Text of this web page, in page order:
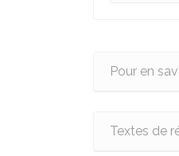
Pour en
Textes de